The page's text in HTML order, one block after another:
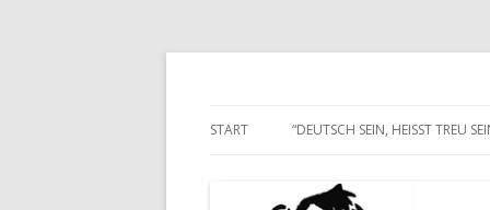
START “DEUTSCH SEIN, HEISST TREU